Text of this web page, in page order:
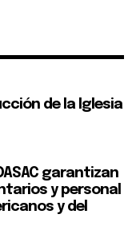
de la Iglesia
garantizan
y personal
y del